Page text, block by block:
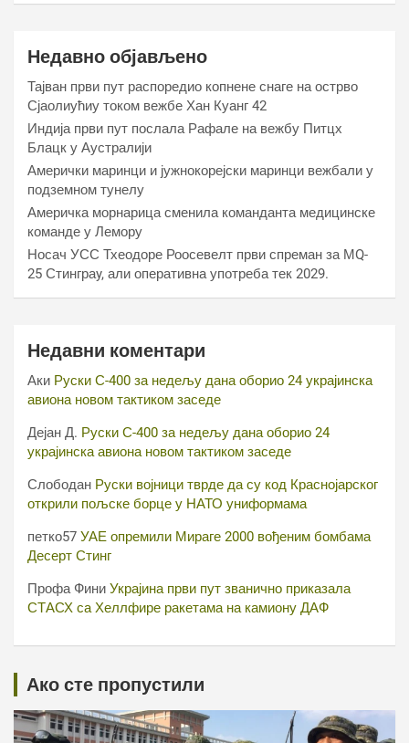
Недавно објављено
Тајван први пут распоредио копнене снаге на острво
Сјаолиућиу током вежбе Хан Куанг 42
Индија први пут послала Рафале на вежбу Питцх
Блацк у Аустралији
Амерички маринци и јужнокорејски маринци вежбали у
подземном тунелу
Америчка морнарица сменила команданта медицинске
команде у Лемору
Носач УСС Тхеодоре Роосевелт први спреман за МQ-
25 Стинграy, али оперативна употреба тек 2029.
Недавни коментари
Аки Руски С-400 за недељу дана оборио 24 украјинска
авиона новом тактиком заседе
Дејан Д. Руски С-400 за недељу дана оборио 24
украјинска авиона новом тактиком заседе
Слободан Руски војници тврде да су код Краснојарског
открили пољске борце у НАТО униформама
петко57 УАЕ опремили Мираге 2000 вођеним бомбама
Десерт Стинг
Профа Фини Украјина први пут званично приказала
СТАСХ са Хеллфире ракетама на камиону ДАФ
Ако сте пропустили